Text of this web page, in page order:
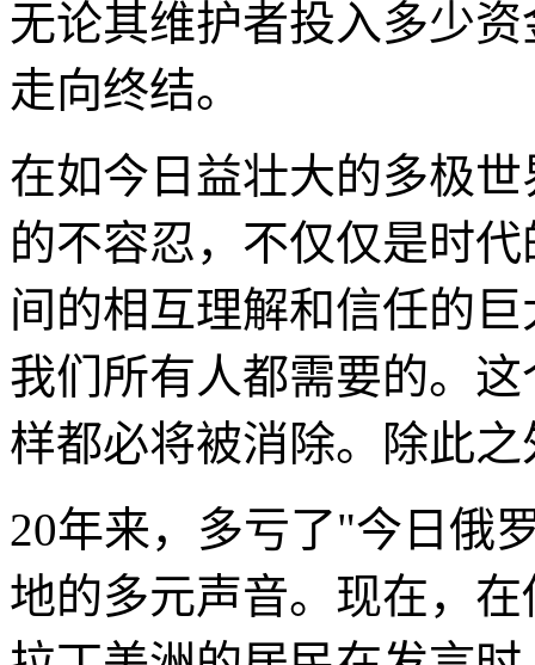
无论其维护者投入多少
走向终结。
在如今日益壮大的多极
的不容忍，不仅仅是时
间的相互理解和信任的
我们所有人都需要的。
样都必将被消除。除此
20年来，多亏了"今日俄
地的多元声音。现在，